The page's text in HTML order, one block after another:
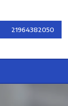
21964382050